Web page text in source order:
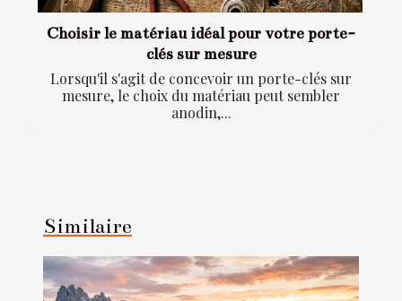
Choisir le matériau idéal pour votre porte-
clés sur mesure
Lorsqu'il s'agit de concevoir un porte-clés sur
mesure, le choix du matériau peut sembler
anodin,...
Similaire